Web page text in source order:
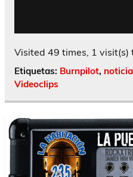
Visited 49 times, 1 visit(s)
Etiquetas: Burnpilot,
Videoclips